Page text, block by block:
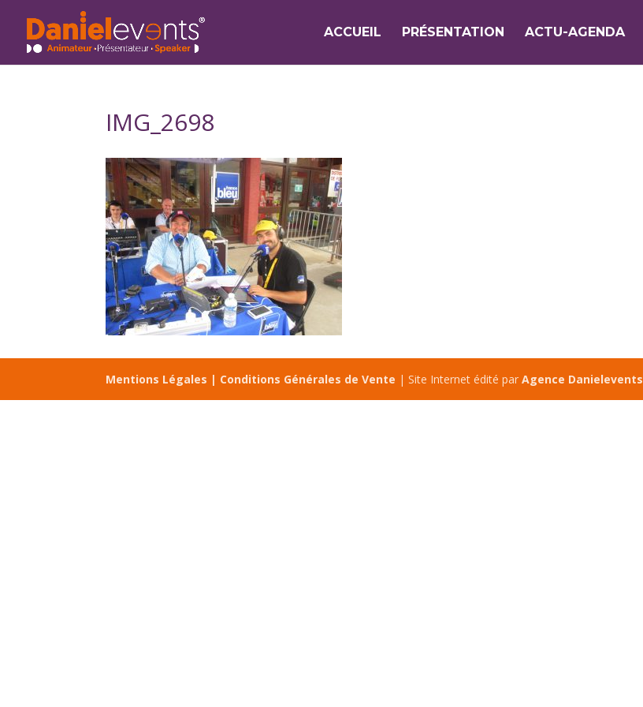
ACCUEIL PRÉSENTATION ACTU-AGENDA
IMG_2698
Mentions Légales | Conditions Générales de Vente | Site Internet édité parAgence Danielevents